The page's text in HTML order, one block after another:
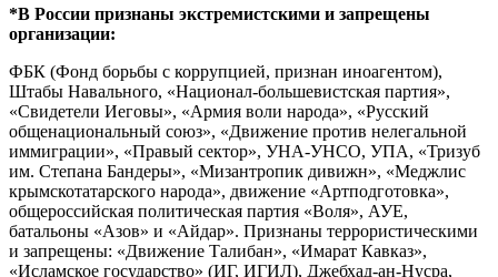
*В России признаны экстремистскими и запрещены
организации:
ФБК (Фонд борьбы с коррупцией, признан иноагентом),
Штабы Навального, «Национал-большевистская партия»,
«Свидетели Иеговы», «Армия воли народа», «Русский
общенациональный союз», «Движение против нелегальной
иммиграции», «Правый сектор», УНА-УНСО, УПА, «Тризуб
им. Степана Бандеры», «Мизантропик дивижн», «Меджлис
крымскотатарского народа», движение «Артподготовка»,
общероссийская политическая партия «Воля», АУЕ,
батальоны «Азов» и «Айдар». Признаны террористическими
и запрещены: «Движение Талибан», «Имарат Кавказ»,
«Исламское государство» (ИГ, ИГИЛ), Джебхад-ан-Нусра,